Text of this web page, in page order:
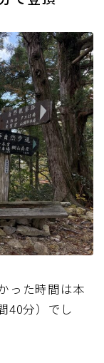
った時間は本
40分）でし